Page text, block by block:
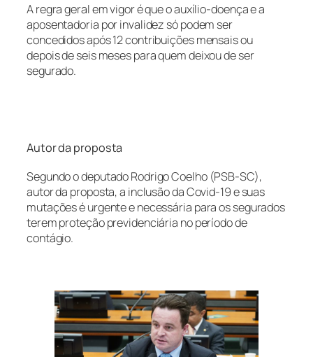
A regra geral em vigor é que o auxílio-doença e a
aposentadoria por invalidez só podem ser
concedidos após 12 contribuições mensais ou
depois de seis meses para quem deixou de ser
segurado.
Autor da proposta
Segundo o deputado Rodrigo Coelho (PSB-SC),
autor da proposta, a inclusão da Covid-19 e suas
mutações é urgente e necessária para os segurados
terem proteção previdenciária no período de
contágio.